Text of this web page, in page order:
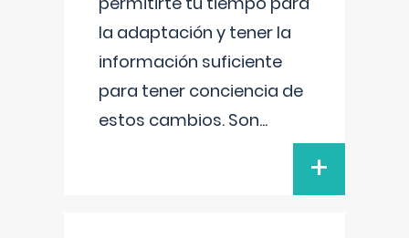
la adaptación y tener la
información suficiente
para tener conciencia de
estos cambios. Son...
+